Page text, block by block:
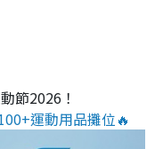
節2026！
運動用品攤位🔥